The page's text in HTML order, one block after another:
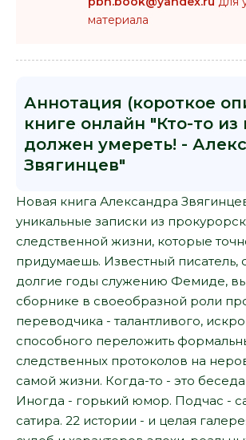
материала
Аннотация (короткое
книге онлайн "Кто-то из
должен умереть! -
Звягинцев"
Новая книга Александра
уникальные записки из
следственной жизни, которые
придумаешь. Известный писатель,
долгие годы служению Фемиде,
сборнике в своеобразной роли
переводчика - талантливого,
способного переложить
следственных протоколов на
самой жизни. Когда-то - это
Иногда - горький юмор. Подчас -
сатира. 22 истории - и целая